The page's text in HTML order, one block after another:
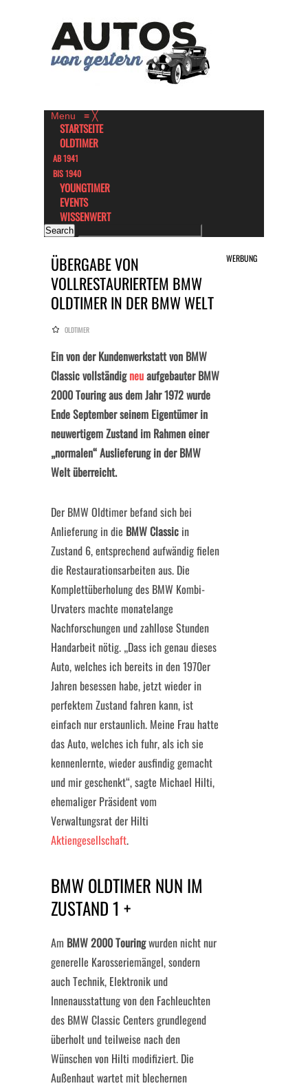
Menu ≡ ╳
STARTSEITE
OLDTIMER
AB 1941
BIS 1940
YOUNGTIMER
EVENTS
WISSENWERT
ÜBERGABE VON
VOLLRESTAURIERTEM BMW
OLDTIMER IN DER BMW WELT
WERBUNG
OLDTIMER
Ein von der Kundenwerkstatt von BMW
Classic vollständigneuaufgebauter BMW
2000 Touring aus dem Jahr 1972 wurde
Ende September seinem Eigentümer in
neuwertigem Zustand im Rahmen einer
„normalen“ Auslieferung in der BMW
Welt überreicht.
Der BMW Oldtimer befand sich bei
Anlieferung in die BMW Classic in
Zustand 6, entsprechend aufwändig fielen
die Restaurationsarbeiten aus. Die
Komplettüberholung des BMW Kombi-
Urvaters machte monatelange
Nachforschungen und zahllose Stunden
Handarbeit nötig. „Dass ich genau dieses
Auto, welches ich bereits in den 1970er
Jahren besessen habe, jetzt wieder in
perfektem Zustand fahren kann, ist
einfach nur erstaunlich. Meine Frau hatte
das Auto, welches ich fuhr, als ich sie
kennenlernte, wieder ausfindig gemacht
und mir geschenkt“, sagte Michael Hilti,
ehemaliger Präsident vom
Verwaltungsrat der Hilti
Aktiengesellschaft.
BMW OLDTIMER NUN IM
ZUSTAND 1 +
Am BMW 2000 Touringwurden nicht nur
generelle Karosseriemängel, sondern
auch Technik, Elektronik und
Innenausstattung von den Fachleuchten
des BMW Classic Centers grundlegend
überholt und teilweise nach den
Wünschen von Hilti modifiziert. Die
Außenhaut wartet mit blechernen